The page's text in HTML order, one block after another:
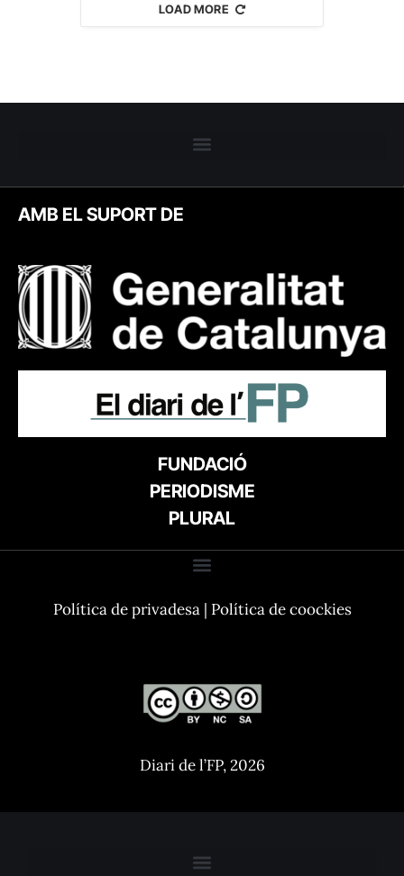
LOAD MORE
AMB EL SUPORT DE
FUNDACIÓ
PERIODISME
PLURAL
Política de privadesa| Política de coockies
Diari de l’FP, 2026